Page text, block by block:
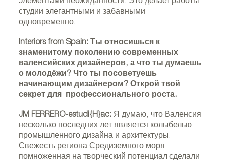
элементами неожиданности. Это делает работы
студии элегантными и забавными
одновременно.
Interiors from Spain: Ты относишься к
знаменитому поколению современных
валенсийских дизайнеров, а что ты думаешь
о молодёжи? Что ты посоветуешь
начинающим дизайнером? Открой твой
секрет для профессионального роста.
JM FERRERO-estudi{H}ac: Я думаю, что Валенсия
несколько последних лет является колыбелью
промышленного дизайна и архитектуры.
Свежесть региона Средиземного моря
помноженная на творческий потенциал сделали